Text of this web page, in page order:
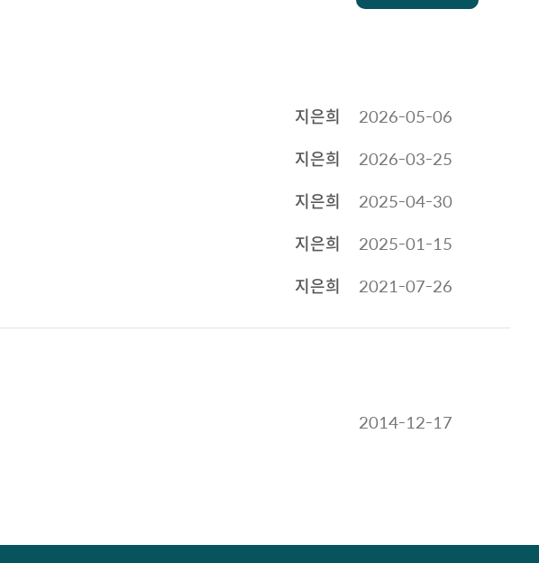
지은희 2026-05-06
지은희 2026-03-25
지은희 2025-04-30
지은희 2025-01-15
지은희 2021-07-26
2014-12-17